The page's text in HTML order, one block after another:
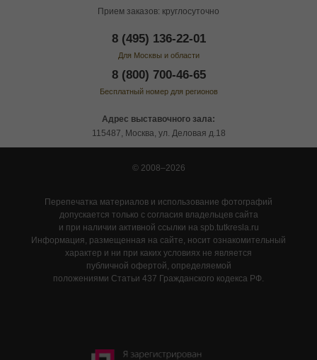
Прием заказов: круглосуточно
8 (495) 136-22-01
Для Москвы и области
8 (800) 700-46-65
Бесплатный номер для регионов
Адрес выставочного зала:
115487, Москва, ул. Деловая д.18
© 2008–2026
Перепечатка материалов и использование фотографий
допускается только с согласия владельцев сайта
и при наличии активной ссылки на spb.tutkresla.ru
Информация, размещенная на сайте, носит ознакомительный
характер и ни при каких условиях не является
публичной офертой, определяемой
положениями Статьи 437 Гражданского кодекса РФ.